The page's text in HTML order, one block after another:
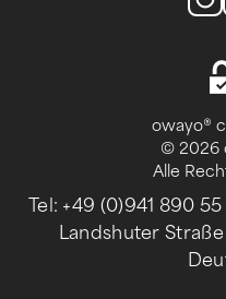
owayo®
© 2026
Alle
Tel: +49 (0)941 890
Landshuter